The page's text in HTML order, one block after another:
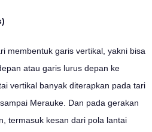
membentuk garis vertikal, yakni bisa
atau garis lurus depan ke
vertikal banyak diterapkan pada tari
Merauke. Dan pada gerakan
termasuk kesan dari pola lantai